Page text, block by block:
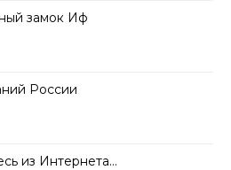
замок Иф
России
из Интернета…